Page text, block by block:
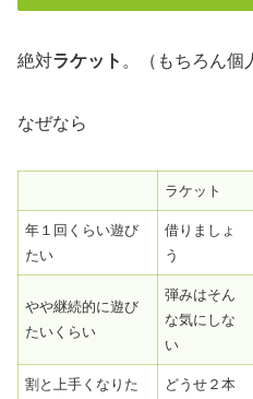
絶対ラケット 。（もちろん個
なぜなら
ラケット
年１回くらい遊び
たい
借りましょ
う
やや継続的に遊び
たいくらい
弾みはそん
な気にしな
い
割と上手くなりた
どうせ２本